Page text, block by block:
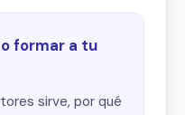
formar a tu
sirve, por qué